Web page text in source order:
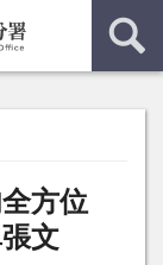
方位
文